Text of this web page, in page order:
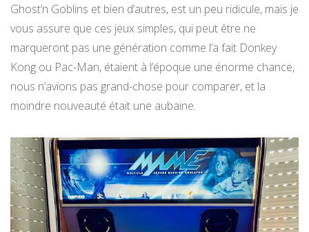
Ghost’n Goblins et bien d’autres, est un peu ridicule, mais je
vous assure que ces jeux simples, qui peut être ne
marqueront pas une génération comme l’a fait Donkey
Kong ou Pac-Man, étaient à l’époque une énorme chance,
nous n’avions pas grand-chose pour comparer, et la
moindre nouveauté était une aubaine.